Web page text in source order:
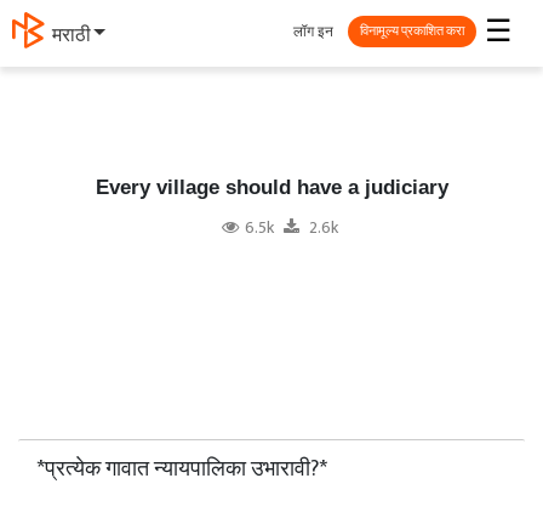
मराठी ☰
लॉग इन विनामूल्य प्रकाशित करा
Every village should have a judiciary
6.5k 2.6k
*प्रत्येक गावात न्यायपालिका उभारावी?*